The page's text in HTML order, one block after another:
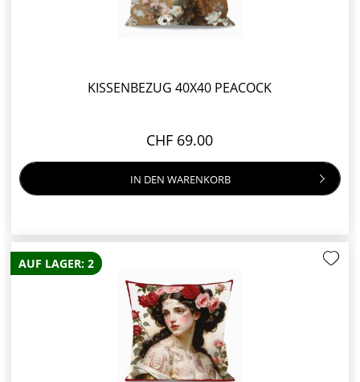
KISSENBEZUG 40X40 PEACOCK
CHF 69.00
IN DEN WARENKORB
AUF LAGER: 2